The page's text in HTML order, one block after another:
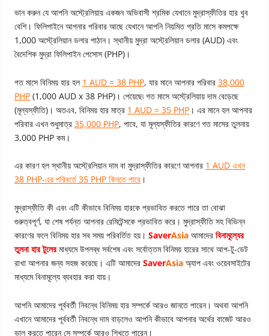
ভান করুন যে আপনি অস্ট্রেলিয়ায় একজন অভিবাসী শ্রমিক যেখানে মুদ্রাস্ফীতির হার খুব
বেশি। ফিলিপাইনে আপনার পরিবার আছে যেখানে আপনি নিয়মিত প্রতি মাসে কমপক্ষে
1,000 অস্ট্রেলিয়ান ডলার পাঠান। স্থানীয় মুদ্রা অস্ট্রেলিয়ান ডলার (AUD) এবং
বৈদেশিক মুদ্রা ফিলিপাইন পেসোস (PHP)।
গত মাসে বিনিময় হার হল 1 AUD = 38 PHP, যার মানে আপনার পরিবার 38,000
PHP (1,000 AUD x 38 PHP)। পেয়েছে৷ গত মাসে অস্ট্রেলিয়ায় দাম বেড়েছে
(মূল্যস্ফীতি)। অতএব, বিনিময় হার মাত্র 1 AUD = 35 PHP । এর মানে হল আপনার
পরিবার এখন শুধুমাত্র 35,000 PHP, পাবে, যা মূল্যস্ফীতির কারণে গত মাসের তুলনায়
3,000 PHP কম।
এর কারণ হল স্থানীয় অস্ট্রেলিয়ান দাম বা মুদ্রাস্ফীতির কারণে আপনার 1 AUD এখন
38 PHP-এর পরিবর্তে 35 PHP কিনতে পারে ।
মুদ্রাস্ফীতি কী এবং এটি কীভাবে বিনিময় হারকে প্রভাবিত করতে পারে তা বোঝা
গুরুত্বপূর্ণ, যা শেষ পর্যন্ত আপনার রেমিটেন্সকে প্রভাবিত করে। মুদ্রাস্ফীতি সহ বিভিন্ন
কারণের ফলে বিনিময় হার সব সময় পরিবর্তিত হয়। SaverAsia আমাদের বিনামূল্যের
তুলনা হার টুলেরমাধ্যমে উপলব্ধ সর্বশেষ এবং সর্বোত্তম বিনিময় হারের সাথে আপ-টু-ডেট
রাখা আপনার জন্য সহজ করেছে। এটি আমাদের SaverAsia অ্যাপ এবং ওয়েবসাইটের
মাধ্যমে বিনামূল্যে ব্যবহার করা যায়।
আপনি আমাদের পূর্ববর্তী নিবন্ধে বিনিময় হার সম্পর্কে আরও জানতে পারেন। অথবা আপনি
এখানে আমাদের পূর্ববর্তী নিবন্ধে দাম বাড়লেও আপনি কীভাবে আপনার অর্থের বাজেট আরও
ভাল করতে পারেন সে সম্পর্কে আরও শিখতে পারেন।